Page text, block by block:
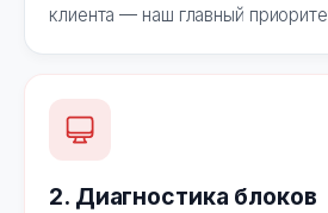
клиента — наш главный
2. Диагностика блоков